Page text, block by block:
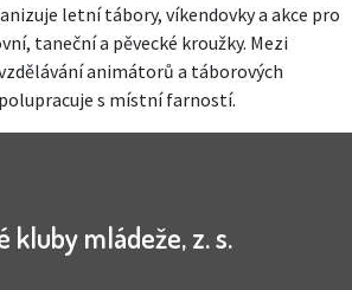
letní tábory, víkendovky a akce pro
taneční a pěvecké kroužky. Mezi
animátorů a táborových
s místní farností.
kluby mládeže, z. s.